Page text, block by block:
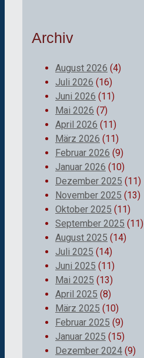
Archiv
August 2026 (4)
Juli 2026 (16)
Juni 2026 (11)
Mai 2026 (7)
April 2026 (11)
März 2026 (11)
Februar 2026 (9)
Januar 2026 (10)
Dezember 2025 (11)
November 2025 (13)
Oktober 2025 (11)
September 2025 (11)
August 2025 (14)
Juli 2025 (14)
Juni 2025 (11)
Mai 2025 (13)
April 2025 (8)
März 2025 (10)
Februar 2025 (9)
Januar 2025 (15)
Dezember 2024 (9)